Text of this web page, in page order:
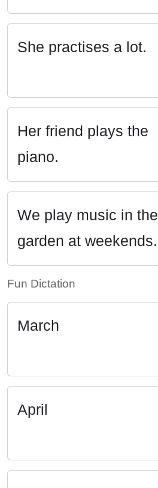
She practises a lot.
Her friend plays the
piano.
We play music in the
garden at weekends.
Fun Dictation
March
April